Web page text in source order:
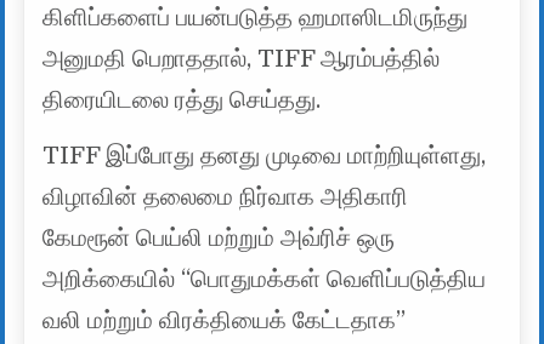
கிளிப்களைப் பயன்படுத்த ஹமாஸிடமிருந்து
அனுமதி பெறாததால், TIFF ஆரம்பத்தில்
திரையிடலை ரத்து செய்தது.
TIFF இப்போது தனது முடிவை மாற்றியுள்ளது,
விழாவின் தலைமை நிர்வாக அதிகாரி
கேமரூன் பெய்லி மற்றும் அவ்ரிச் ஒரு
அறிக்கையில் “பொதுமக்கள் வெளிப்படுத்திய
வலி மற்றும் விரக்தியைக் கேட்டதாக”